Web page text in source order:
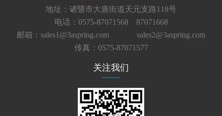
地址：诸暨市大唐街道天元支路118号
电话：0575-87071568 87071668
邮箱：sales1@3aspring.com
sales2@3aspring.com
传真：0575-87071577
关注我们